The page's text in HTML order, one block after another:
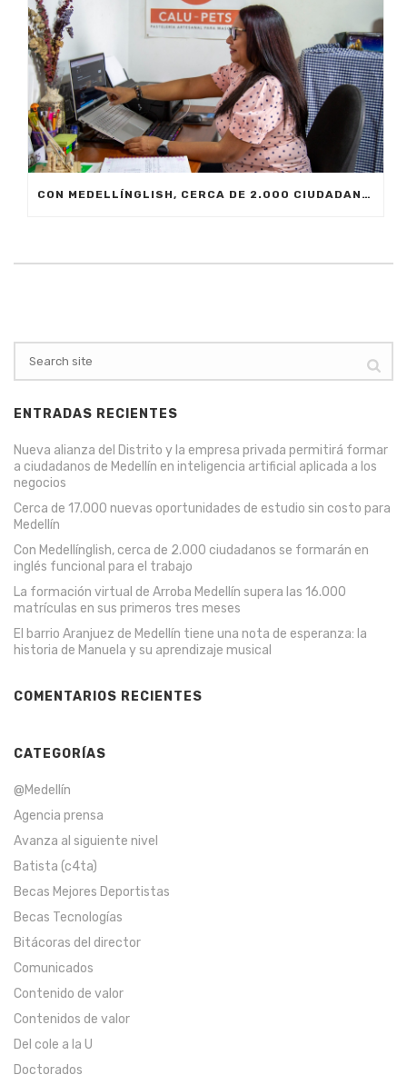
CON MEDELLÍNGLISH, CERCA DE 2.000 CIUDADANOS SE FORMARÁN EN INGLÉS FUNCIONAL PARA EL TRABAJO
ENTRADAS RECIENTES
Nueva alianza del Distrito y la empresa privada permitirá formar
a ciudadanos de Medellín en inteligencia artificial aplicada a los
negocios
Cerca de 17.000 nuevas oportunidades de estudio sin costo para
Medellín
Con Medellínglish, cerca de 2.000 ciudadanos se formarán en
inglés funcional para el trabajo
La formación virtual de Arroba Medellín supera las 16.000
matrículas en sus primeros tres meses
El barrio Aranjuez de Medellín tiene una nota de esperanza: la
historia de Manuela y su aprendizaje musical
COMENTARIOS RECIENTES
CATEGORÍAS
@Medellín
Agencia prensa
Avanza al siguiente nivel
Batista (c4ta)
Becas Mejores Deportistas
Becas Tecnologías
Bitácoras del director
Comunicados
Contenido de valor
Contenidos de valor
Del cole a la U
Doctorados